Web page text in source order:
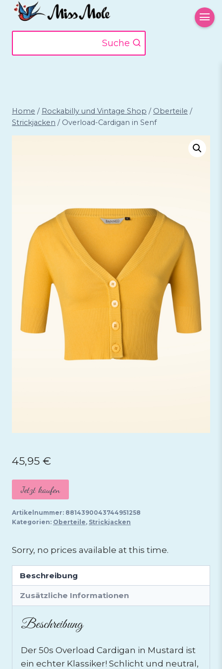
Zum
Inhalt
springen
Suche
Home / Rockabilly und Vintage Shop / Oberteile /
Strickjacken / Overload-Cardigan in Senf
45,95 €
Jetzt kaufen
Artikelnummer: 8814390043744951258
Kategorien: Oberteile, Strickjacken
Sorry, no prices available at this time.
Beschreibung
Zusätzliche Informationen
Beschreibung
Der 50s Overload Cardigan in Mustard ist
ein echter Klassiker! Schlicht und neutral,